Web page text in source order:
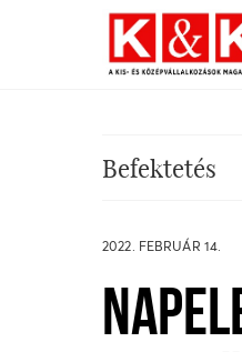
Befektetés
2022. FEBRUÁR 14.